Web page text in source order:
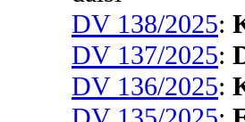
DV 138/2025:
DV 137/2025:
DV 136/2025: